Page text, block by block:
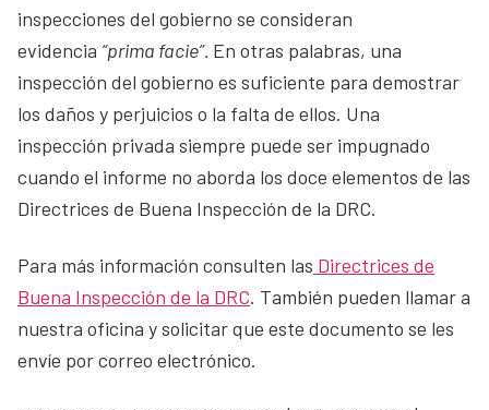
inspecciones del gobierno se consideran
evidencia “prima facie”. En otras palabras, una
inspección del gobierno es suficiente para demostrar
los daños y perjuicios o la falta de ellos. Una
inspección privada siempre puede ser impugnado
cuando el informe no aborda los doce elementos de las
Directrices de Buena Inspección de la DRC.
Para más información consulten las Directrices de
Buena Inspección de la DRC. También pueden llamar a
nuestra oficina y solicitar que este documento se les
envíe por correo electrónico.